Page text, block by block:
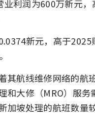
业利润为600万新元
新元，高于2025
其航线维修网络的航
和大修（MRO）服务
加坡处理的航班数量